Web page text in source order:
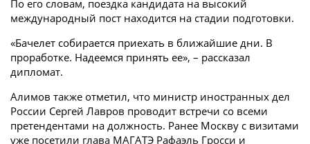
По его словам, поездка кандидата на высокий
международный пост находится на стадии подготовки.
«Бачелет собирается приехать в ближайшие дни. В
проработке. Надеемся принять ее», – рассказал
дипломат.
Алимов также отметил, что министр иностранных дел
России Сергей Лавров проводит встречи со всеми
претендентами на должность. Ранее Москву с визитами
уже посетили глава МАГАТЭ Рафаэль Гросси и